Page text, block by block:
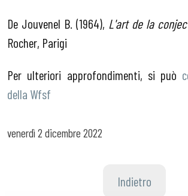
De Jouvenel B. (1964), L'art de la
Rocher, Parigi
Per ulteriori approfondimenti, si può
della Wfsf
venerdì 2 dicembre 2022
Indietro